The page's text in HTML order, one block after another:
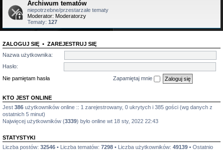
Archiwum tematów
niepotrzebne/przestarzałe tematy
Moderator: Moderatorzy
Tematy: 127
ZALOGUJ SIĘ • ZAREJESTRUJ SIĘ
Nazwa użytkownika:
Hasło:
Nie pamiętam hasła
Zapamiętaj mnie
KTO JEST ONLINE
Jest 386 użytkowników online :: 1 zarejestrowany, 0 ukrytych i 385 gości (wg danych z
ostatnich 5 minut)
Najwięcej użytkowników (3339) było online wt 18 sty, 2022 22:43
STATYSTYKI
Liczba postów: 32546 • Liczba tematów: 7298 • Liczba użytkowników: 49139 • Ostatnio